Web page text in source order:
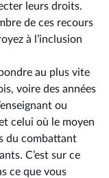
leurs droits.
de ces recours
à l’inclusion
au plus vite
voire des années
ou
celui où le moyen
du combattant
C’est sur ce
ce que vous